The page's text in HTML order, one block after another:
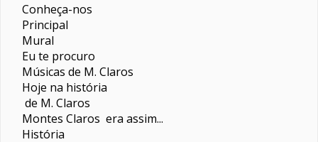
Conheça-nos
Principal
Mural
Eu te procuro
Músicas de M. Claros
Hoje na história
de M. Claros
Montes Claros era assim...
História